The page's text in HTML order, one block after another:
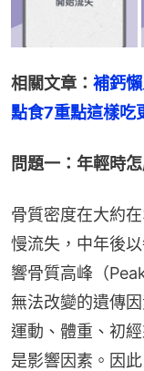
相關文章： 補鈣
點食7重點這樣吃
問題一：年輕時
骨質密度在大約
慢流失，中年後
響骨質高峰（
無法改變的遺傳
運動、體重、初
是影響因素。因